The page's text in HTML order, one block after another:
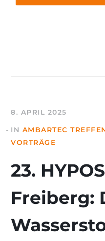
8. APRIL 2025
IN AMBARTEC
VORTRÄGE
23.
Freiberg: